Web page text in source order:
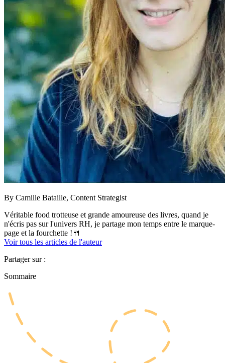
By Camille Bataille, Content Strategist
Véritable food trotteuse et grande amoureuse des livres, quand je
n'écris pas sur l'univers RH, je partage mon temps entre le marque-
page et la fourchette !🍴
Voir tous les articles de l'auteur
Partager sur :
Sommaire